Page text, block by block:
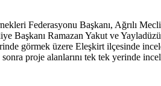
Federasyonu Başkanı, Ağrılı
Başkanı Ramazan Yakut ve
görmek üzere Eleşkirt ilçesinde
proje alanlarını tek tek yerinde